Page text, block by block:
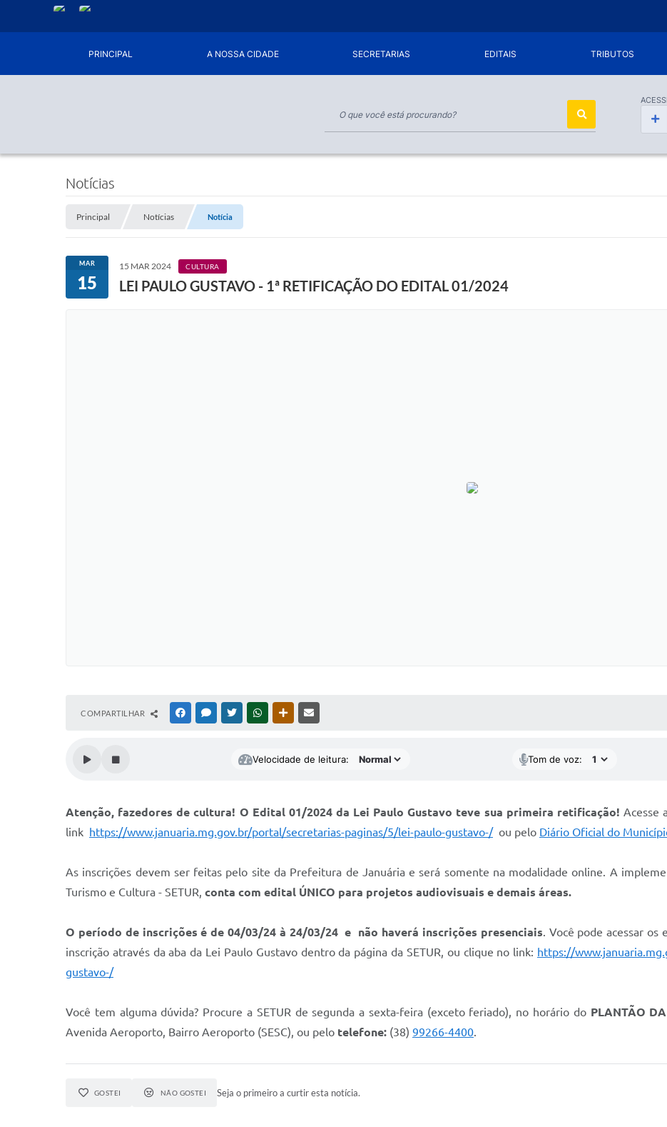
PRINCIPAL A NOSSA CIDADE SECRETARIAS EDITAIS TRIBUTOS
Notícias
Principal Notícias Notícia
MAR
15
15 MAR 2024 CULTURA
LEI PAULO GUSTAVO - 1ª RETIFICAÇÃO DO EDITAL 01/2024
COMPARTILHAR FACEBOOKMESSENGER
TWITTERWHATSAPPOUTRAS MÍDIAS
Velocidade de leitura: Tom de voz:
Atenção, fazedores de cultura! O Edital 01/2024 da Lei Paulo Gustavo teve sua primeira retificação! Acesse
link https://www.januaria.mg.gov.br/portal/secretarias-paginas/5/lei-paulo-gustavo-/ou pelo Diário Oficial do
As inscrições devem ser feitas pelo site da Prefeitura de Januária e será somente na modalidade online. A
Turismo e Cultura - SETUR, conta com edital ÚNICO para projetos audiovisuais e demais áreas.
O período de inscrições é de 04/03/24 à 24/03/24 e não haverá inscrições presenciais. Você pode acessar
inscrição através da aba da Lei Paulo Gustavo dentro da página da SETUR, ou clique no link: https://
gustavo-/
Você tem alguma dúvida? Procure a SETUR de segunda a sexta-feira (exceto feriado), no horário do PLANTÃO
Avenida Aeroporto, Bairro Aeroporto (SESC), ou pelo telefone: (38) 99266-4400.
GOSTEI NÃO GOSTEI Seja o primeiro a curtir esta notícia.